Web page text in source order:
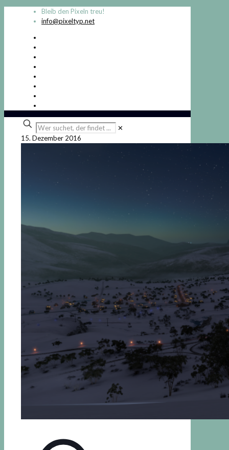
Bleib den Pixeln treu!
info@pixeltyp.net
Wer
suchet,
der
✕
15. Dezember 2016